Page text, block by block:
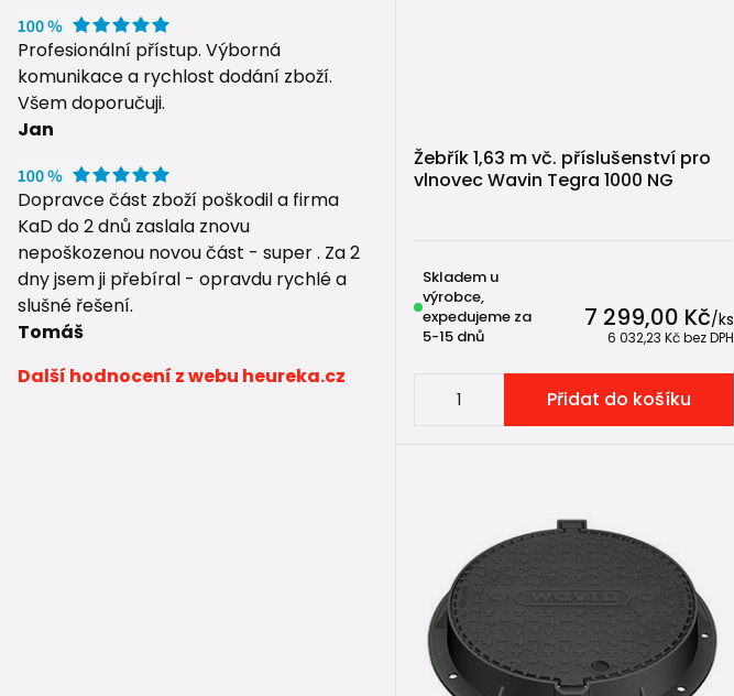
Profesionální přístup. Výborná
komunikace a rychlost dodání zboží.
Všem doporučuji.
Jan
Dopravce část zboží poškodil a firma
KaD do 2 dnů zaslala znovu
nepoškozenou novou část - super . Za 2
dny jsem ji přebíral - opravdu rychlé a
slušné řešení.
Tomáš
Další hodnocení z webu heureka.cz
Žebřík 1,63 m vč. příslušenství pro
vlnovec Wavin Tegra 1000 NG
7 299,00 Kč/ks
6 032,23 Kčbez DPH
Skladem u
výrobce,
expedujeme za
5-15 dnů
Přidat do košíku